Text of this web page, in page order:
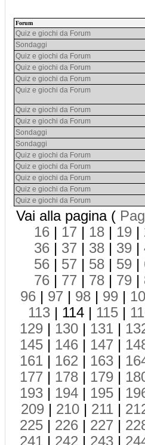
Forum
Quiz e giochi da Forum
Sondaggi
Quiz e giochi da Forum
Quiz e giochi da Forum
Quiz e giochi da Forum
Quiz e giochi da Forum
Quiz e giochi da Forum
Quiz e giochi da Forum
Sondaggi
Sondaggi
Quiz e giochi da Forum
Quiz e giochi da Forum
Quiz e giochi da Forum
Quiz e giochi da Forum
Quiz e giochi da Forum
Vai alla pagina (
16 | 17 | 18 | 19 |
36 | 37 | 38 | 39 |
56 | 57 | 58 | 59 |
76 | 77 | 78 | 79 |
96 | 97 | 98 | 99 |
113 | 114 | 115 |
129 | 130 | 131 |
145 | 146 | 147 |
161 | 162 | 163 |
177 | 178 | 179 |
193 | 194 | 195 |
209 | 210 | 211 |
225 | 226 | 227 |
241 | 242 | 243 |